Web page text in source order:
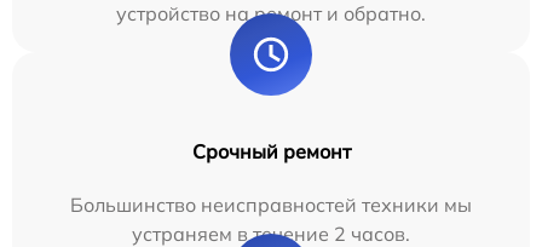
устройство на ремонт и обратно.
Срочный ремонт
Большинство неисправностей техники мы
устраняем в течение 2 часов.